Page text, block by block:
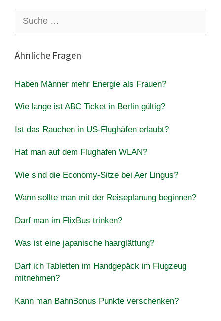
nach:
Ähnliche Fragen
Haben Männer mehr Energie als Frauen?
Wie lange ist ABC Ticket in Berlin gültig?
Ist das Rauchen in US-Flughäfen erlaubt?
Hat man auf dem Flughafen WLAN?
Wie sind die Economy-Sitze bei Aer Lingus?
Wann sollte man mit der Reiseplanung beginnen?
Darf man im FlixBus trinken?
Was ist eine japanische haarglättung?
Darf ich Tabletten im Handgepäck im Flugzeug
mitnehmen?
Kann man BahnBonus Punkte verschenken?